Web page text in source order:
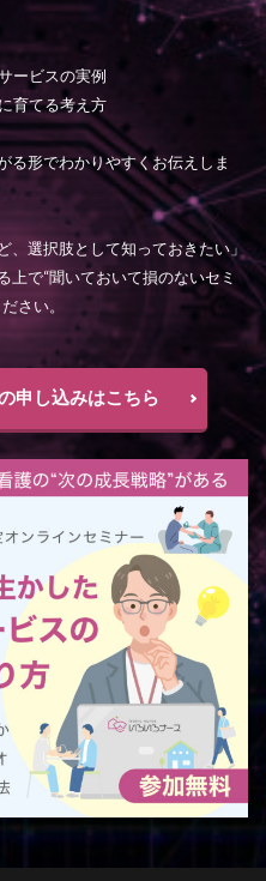
ービスの実例
育てる考え方
る形でわかりやすくお伝えしま
、選択肢として知っておきたい」
上で“聞いておいて損のないセミ
さい。
申し込みはこちら